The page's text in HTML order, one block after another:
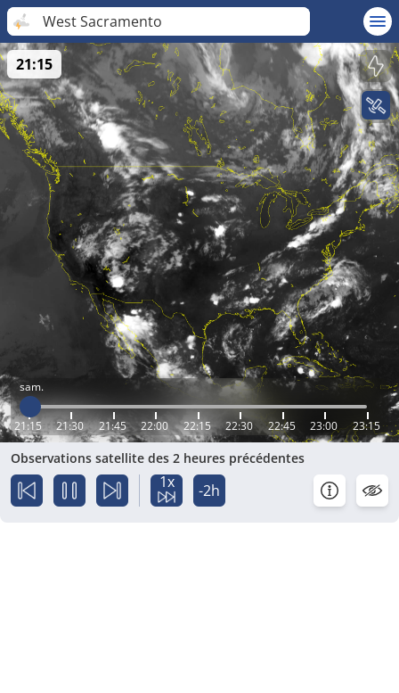
West Sacramento
sam.
21:15 21:30 21:45 22:00 22:15 22:30 22:45 23:00 23:15
21:15
Observations satellite des 2 heures précédentes
1x -2h